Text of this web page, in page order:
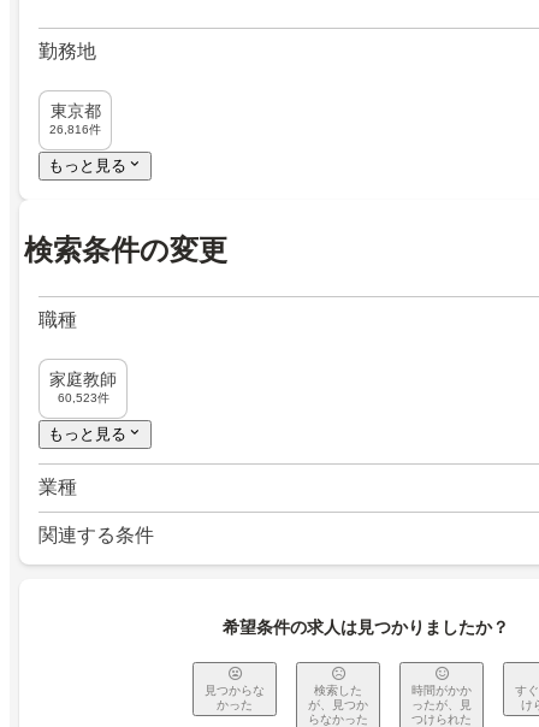
勤務地
東京都
26,816件
もっと見る
検索条件の変更
職種
家庭教師
60,523件
もっと見る
業種
関連する条件
希望条件の求人は見つかりましたか？
見つからな
かった
検索した
が、見つか
らなかった
時間がかか
ったが、見
つけられた
す
け